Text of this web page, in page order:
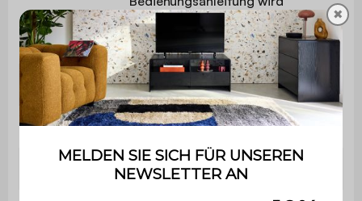
mitgeliefert.
Anzahl der Füße 4
Sideboard B 120 x T 35 x H 75cm
Dicke der Paneele 2,5cm
✖